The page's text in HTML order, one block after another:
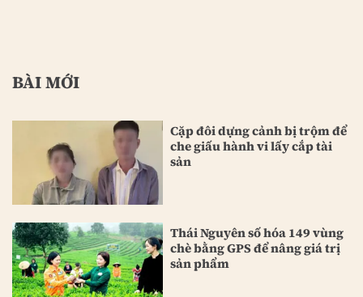
BÀI MỚI
Cặp đôi dựng cảnh bị trộm để
che giấu hành vi lấy cắp tài
sản
Thái Nguyên số hóa 149 vùng
chè bằng GPS để nâng giá trị
sản phẩm